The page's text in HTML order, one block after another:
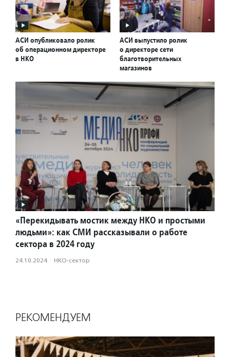
АСИ опубликовало ролик
об операционном директоре
в НКО
АСИ выпустило ролик
о директоре сети
благотворительных
магазинов
«Перекидывать мостик между НКО и простыми
людьми»: как СМИ рассказывали о работе
сектора в 2024 году
24.10.2024 · НКО-сектор
РЕКОМЕНДУЕМ